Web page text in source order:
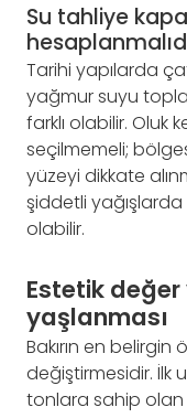
Su tahliye
Tarihi yapılarda
yağmur suyu
farklı olabilir. Oluk
seçilmemeli;
yüzeyi dikkate
şiddetli
olabilir.
Estetik
yaşlanması
Bakırın en
değiştirmesidir. İlk
tonlara sahip olan